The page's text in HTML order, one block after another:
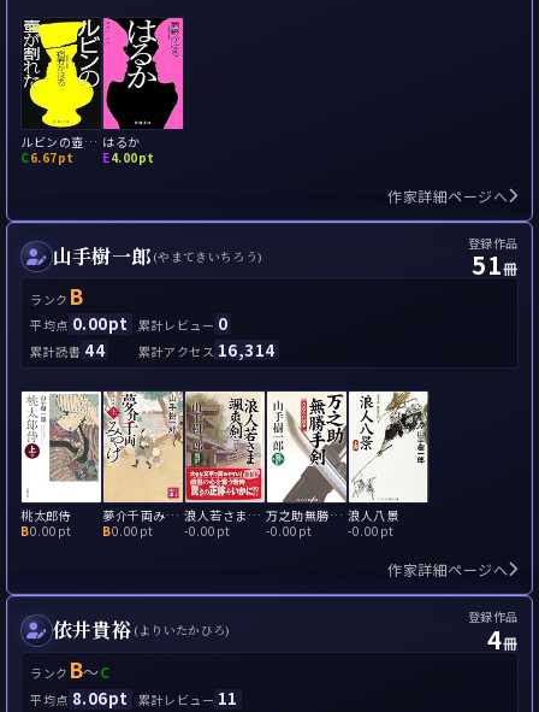
ルビンの壺が割れた
C6.67pt
はるか
E4.00pt
作家詳細ページへ
山手樹一郎 (やまてきいちろう)
登録作品
51冊
ランク B
平均点 0.00pt 累計レビュー 0
累計読書 44 累計アクセス 16,314
桃太郎侍
B0.00pt
夢介千両みやげ
B0.00pt
浪人若さま颯爽剣
-0.00pt
万之助無勝手剣
-0.00pt
浪人八景
-0.00pt
作家詳細ページへ
依井貴裕 (よりいたかひろ)
登録作品
4冊
ランク B～C
平均点 8.06pt 累計レビュー 11